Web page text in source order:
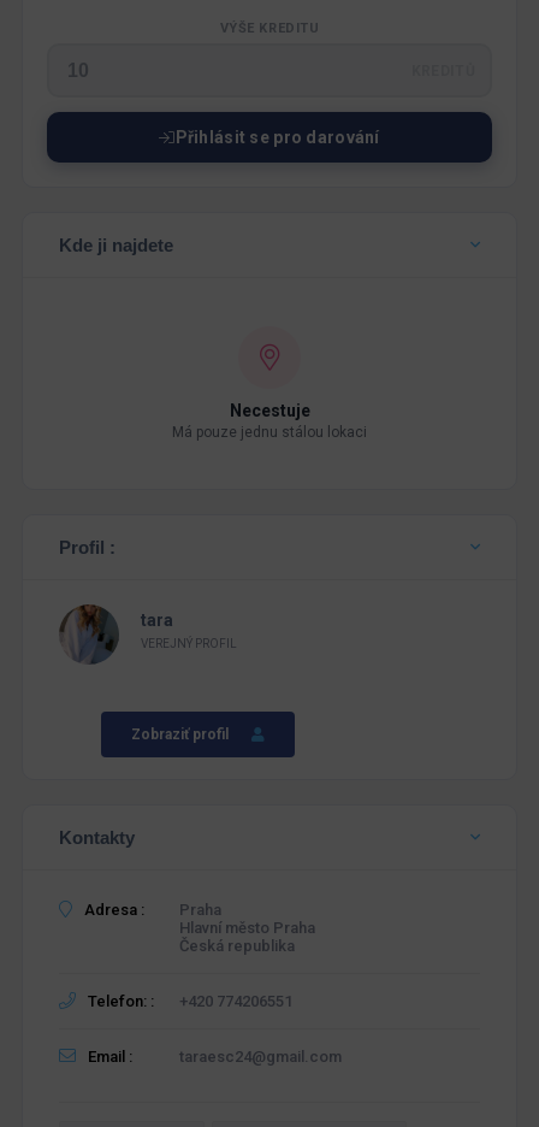
VÝŠE KREDITU
Přihlásit se pro darování
Kde ji najdete
Necestuje
Má pouze jednu stálou lokaci
Profil :
tara
VEREJNÝ PROFIL
Zobraziť profil
Kontakty
Adresa :
Praha
Hlavní město Praha
Česká republika
Telefon: : +420 774206551
Email : taraesc24@gmail.com